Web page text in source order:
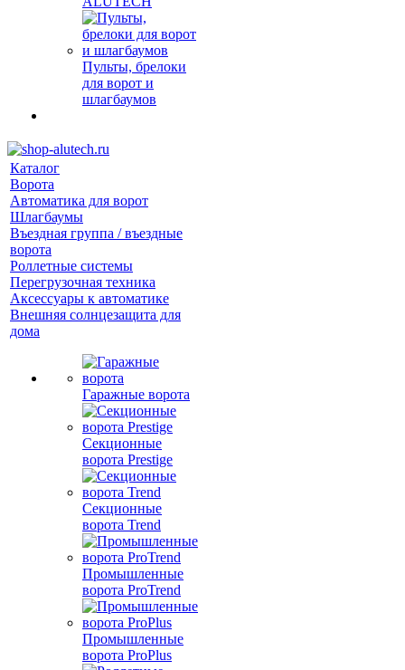
Пульты, брелоки
для ворот и
шлагбаумов
Каталог
Ворота
Автоматика для ворот
Шлагбаумы
Въездная группа / въездные
ворота
Роллетные системы
Перегрузочная техника
Аксессуары к автоматике
Внешняя солнцезащита для
дома
Гаражные ворота
Секционные
ворота Prestige
Секционные
ворота Trend
Промышленные
ворота ProTrend
Промышленные
ворота ProPlus